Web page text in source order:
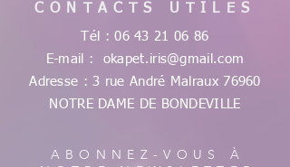
CONTACTS UTILES
Tél :06 43 21 06 86
E-mail : okapet.iris@gmail.com
Adresse : 3 rue André Malraux 76960
NOTRE DAME DE BONDEVILLE
ABONNEZ-VOUS À